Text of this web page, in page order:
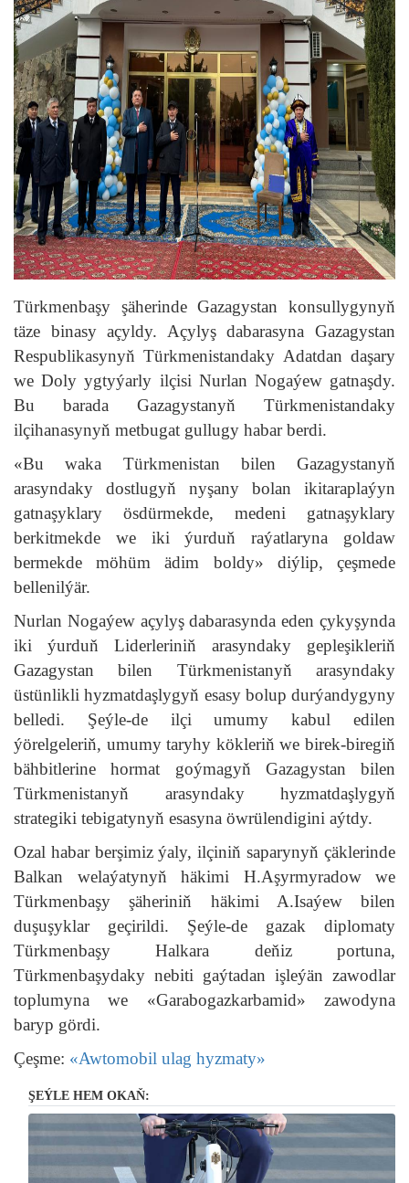
Türkmenbaşy şäherinde Gazagystan konsullygynyň
täze binasy açyldy. Açylyş dabarasyna Gazagystan
Respublikasynyň Türkmenistandaky Adatdan daşary
we Doly ygtyýarly ilçisi Nurlan Nogaýew gatnaşdy.
Bu barada Gazagystanyň Türkmenistandaky
ilçihanasynyň metbugat gullugy habar berdi.
«Bu waka Türkmenistan bilen Gazagystanyň
arasyndaky dostlugyň nyşany bolan ikitaraplaýyn
gatnaşyklary ösdürmekde, medeni gatnaşyklary
berkitmekde we iki ýurduň raýatlaryna goldaw
bermekde möhüm ädim boldy» diýlip, çeşmede
bellenilýär.
Nurlan Nogaýew açylyş dabarasynda eden çykyşynda
iki ýurduň Liderleriniň arasyndaky gepleşikleriň
Gazagystan bilen Türkmenistanyň arasyndaky
üstünlikli hyzmatdaşlygyň esasy bolup durýandygyny
belledi. Şeýle-de ilçi umumy kabul edilen
ýörelgeleriň, umumy taryhy kökleriň we birek-biregiň
bähbitlerine hormat goýmagyň Gazagystan bilen
Türkmenistanyň arasyndaky hyzmatdaşlygyň
strategiki tebigatynyň esasyna öwrülendigini aýtdy.
Ozal habar berşimiz ýaly, ilçiniň saparynyň çäklerinde
Balkan welaýatynyň häkimi H.Aşyrmyradow we
Türkmenbaşy şäheriniň häkimi A.Isaýew bilen
duşuşyklar geçirildi. Şeýle-de gazak diplomaty
Türkmenbaşy Halkara deňiz portuna,
Türkmenbaşydaky nebiti gaýtadan işleýän zawodlar
toplumyna we «Garabogazkarbamid» zawodyna
baryp gördi.
Çeşme: «Awtomobil ulag hyzmaty»
ŞEÝLE HEM OKAŇ: